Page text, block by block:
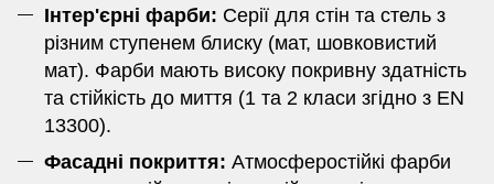
Інтер'єрні фарби: Серії для стін та стель з
різним ступенем блиску (мат, шовковистий
мат). Фарби мають високу покривну здатність
та стійкість до миття (1 та 2 класи згідно з EN
13300).
Фасадні покриття: Атмосферостійкі фарби